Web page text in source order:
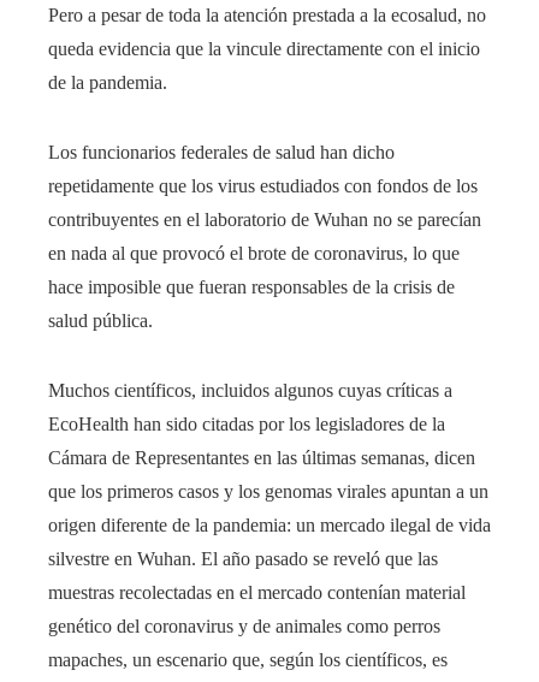
Pero a pesar de toda la atención prestada a la ecosalud, no
queda evidencia que la vincule directamente con el inicio
de la pandemia.
Los funcionarios federales de salud han dicho
repetidamente que los virus estudiados con fondos de los
contribuyentes en el laboratorio de Wuhan no se parecían
en nada al que provocó el brote de coronavirus, lo que
hace imposible que fueran responsables de la crisis de
salud pública.
Muchos científicos, incluidos algunos cuyas críticas a
EcoHealth han sido citadas por los legisladores de la
Cámara de Representantes en las últimas semanas, dicen
que los primeros casos y los genomas virales apuntan a un
origen diferente de la pandemia: un mercado ilegal de vida
silvestre en Wuhan. El año pasado se reveló que las
muestras recolectadas en el mercado contenían material
genético del coronavirus y de animales como perros
mapaches, un escenario que, según los científicos, es